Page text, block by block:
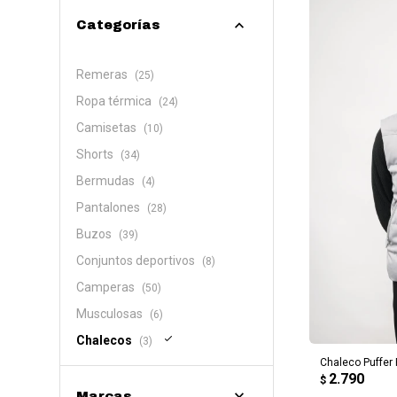
Chaleco Puffer
$ 2.790
Categorías
Remeras (25)
Ropa térmica (24)
Camisetas (10)
Shorts (34)
Bermudas (4)
Pantalones (28)
Buzos (39)
Conjuntos deportivos (8)
Camperas (50)
Musculosas (6)
Chalecos (3)